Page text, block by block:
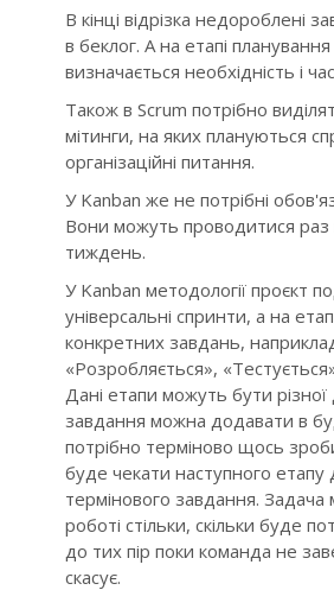
В кінці відрізка недороблені
в беклог. А на етапі
визначається необхідність і
Також в Scrum потрібно
мітинги, на яких плануються
організаційні питання.
У Kanban же не потрібні
Вони можуть проводитися раз
тиждень.
У Kanban методології проєкт
універсальні спринти, а на
конкретних завдань,
«Розробляється»,
Дані етапи можуть бути
завдання можна додавати в
потрібно терміново щось
буде чекати наступного етапу
термінового завдання.
роботі стільки, скільки буде
до тих пір поки команда не
скасує.